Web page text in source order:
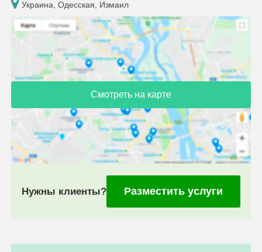
Украина, Одесская, Измаил
Смотреть на карте
Нужны клиенты? Разместить услуги